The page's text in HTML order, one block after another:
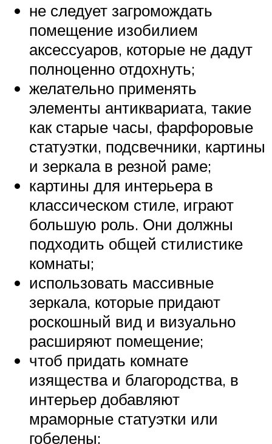
не следует загромождать
помещение изобилием
аксессуаров, которые не дадут
полноценно отдохнуть;
желательно применять
элементы антиквариата, такие
как старые часы, фарфоровые
статуэтки, подсвечники, картины
и зеркала в резной раме;
картины для интерьера в
классическом стиле, играют
большую роль. Они должны
подходить общей стилистике
комнаты;
использовать массивные
зеркала, которые придают
роскошный вид и визуально
расширяют помещение;
чтоб придать комнате
изящества и благородства, в
интерьер добавляют
мраморные статуэтки или
гобелены;